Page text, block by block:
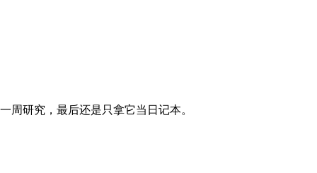
研究，最后还是只拿它当日记本。